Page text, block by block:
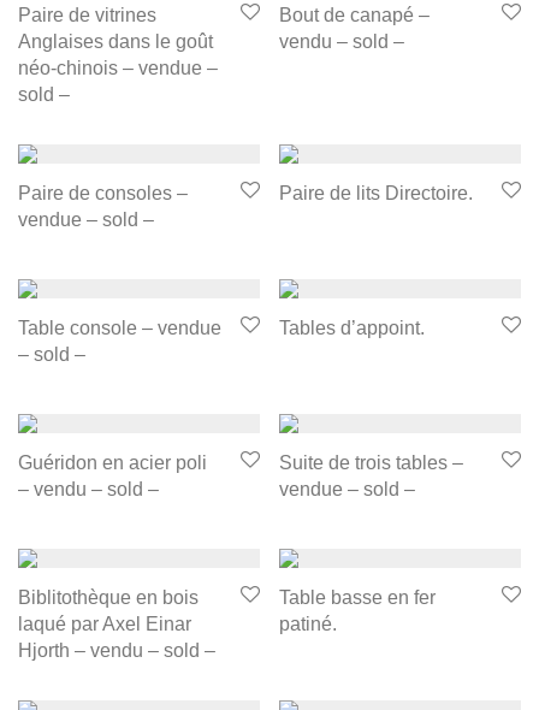
Paire de vitrines
Anglaises dans le goût
néo-chinois – vendue –
sold –
Bout de canapé –
vendu – sold –
Paire de consoles –
vendue – sold –
Paire de lits Directoire.
Table console – vendue
– sold –
Tables d’appoint.
Guéridon en acier poli
– vendu – sold –
Suite de trois tables –
vendue – sold –
Biblitothèque en bois
laqué par Axel Einar
Hjorth – vendu – sold –
Table basse en fer
patiné.